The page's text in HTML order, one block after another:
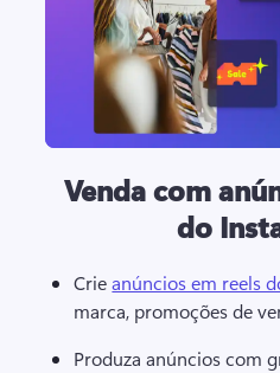
Venda com
do
Crie anúncios em reels
marca, promoções de
Produza anúncios com